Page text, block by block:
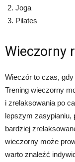
Joga
Pilates
Wieczorny
Wieczór to czas,
Trening wieczorny
i zrelaksowania po
lepszym zasypianiu,
bardziej
wieczorny może
warto znaleźć